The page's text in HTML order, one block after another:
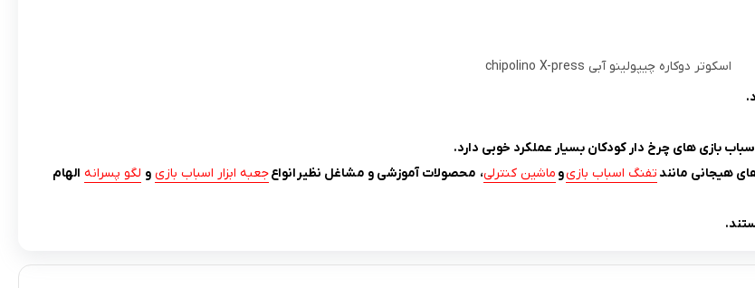
اسکوتر دوکاره چیپولینو آبی chipolino X-press
بازی های چرخ دار کودکان بسیار عملکرد خوبی دارد.
هیجانی مانند تفنگ اسباب بازیو ماشین کنترلی، محصولات آموزشی و مشاغل نظیر انواعجعبه ابزار اسباب بازی و لگو پسرانه الهام